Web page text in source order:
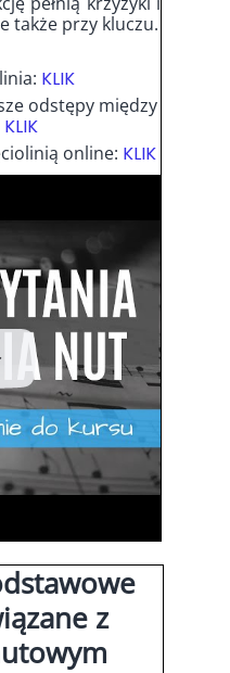
z
także przy kluczu.
KLIK
odstępy między
KLIK
online: KLIK